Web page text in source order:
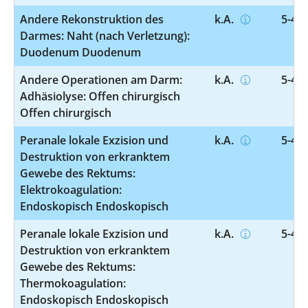
Andere Rekonstruktion des
Darmes: Naht (nach Verletzung):
Duodenum Duodenum
k.A. 5-
Andere Operationen am Darm:
Adhäsiolyse: Offen chirurgisch
Offen chirurgisch
k.A. 5-
Peranale lokale Exzision und
Destruktion von erkranktem
Gewebe des Rektums:
Elektrokoagulation:
Endoskopisch Endoskopisch
k.A. 5-
Peranale lokale Exzision und
Destruktion von erkranktem
Gewebe des Rektums:
Thermokoagulation:
Endoskopisch Endoskopisch
k.A. 5-